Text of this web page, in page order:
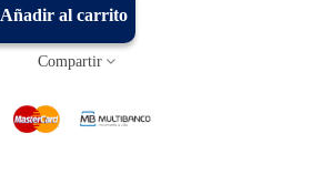
Añadir al carrito
Compartir